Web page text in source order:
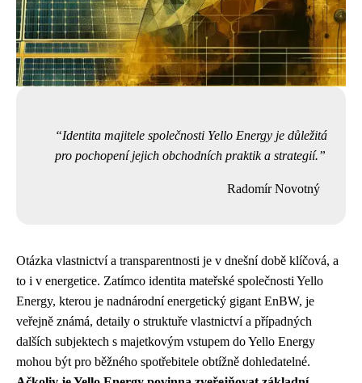
Identita majitele společnosti Yello Energy je důležitá
pro pochopení jejich obchodních praktik a strategií.
Radomír Novotný
Otázka vlastnictví a transparentnosti je v dnešní době klíčová, a
to i v energetice. Zatímco identita mateřské společnosti Yello
Energy, kterou je nadnárodní energetický gigant EnBW, je
veřejně známá, detaily o struktuře vlastnictví a případných
dalších subjektech s majetkovým vstupem do Yello Energy
mohou být pro běžného spotřebitele obtížně dohledatelné.